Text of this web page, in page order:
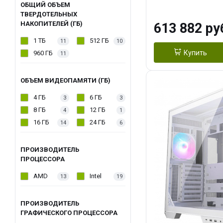
ОБЩИЙ ОБЪЕМ
ТВЕРДОТЕЛЬНЫХ
НАКОПИТЕЛЕЙ (ГБ)
1 ТБ 11 512 ГБ 10
960 ГБ 11
ОБЪЕМ ВИДЕОПАМЯТИ (ГБ)
4 ГБ 3 6 ГБ 3
8 ГБ 4 12 ГБ 1
16 ГБ 14 24 ГБ 6
ПРОИЗВОДИТЕЛЬ
ПРОЦЕССОРА
AMD 13 Intel 19
ПРОИЗВОДИТЕЛЬ
ГРАФИЧЕСКОГО ПРОЦЕССОРА
Turbo/ 960 ГБ
613 882
Купить